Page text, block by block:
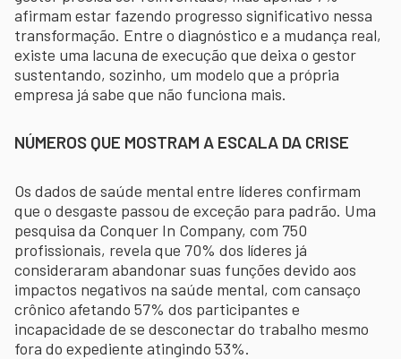
afirmam estar fazendo progresso significativo nessa
transformação. Entre o diagnóstico e a mudança real,
existe uma lacuna de execução que deixa o gestor
sustentando, sozinho, um modelo que a própria
empresa já sabe que não funciona mais.
NÚMEROS QUE MOSTRAM A ESCALA DA CRISE
Os dados de saúde mental entre líderes confirmam
que o desgaste passou de exceção para padrão. Uma
pesquisa da Conquer In Company, com 750
profissionais, revela que 70% dos líderes já
consideraram abandonar suas funções devido aos
impactos negativos na saúde mental, com cansaço
crônico afetando 57% dos participantes e
incapacidade de se desconectar do trabalho mesmo
fora do expediente atingindo 53%.